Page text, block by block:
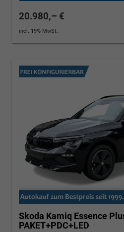
20.980,– €
incl. 19% MwSt.
Skoda Kamiq Essence
PAKET+PDC+LED